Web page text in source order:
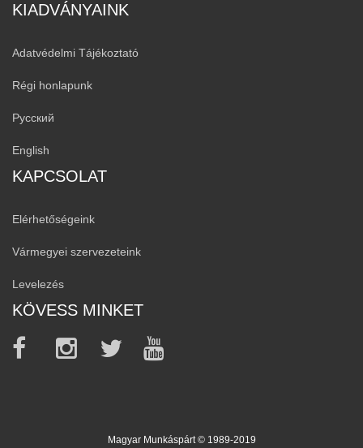
KIADVÁNYAINK
Adatvédelmi Tájékoztató
Régi honlapunk
Русский
English
KAPCSOLAT
Elérhetőségeink
Vármegyei szervezeteink
Levelezés
KÖVESS MINKET
Magyar Munkáspárt © 1989-2019